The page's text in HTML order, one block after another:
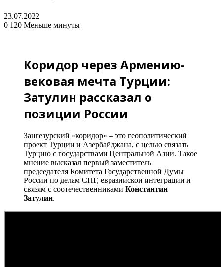
23.07.2022
0 120 Меньше минуты
Коридор через Армению-
вековая мечта Турции:
Затулин рассказал о
позиции России
Зангезурский «коридор» – это геополитический
проект Турции и Азербайджана, с целью связать
Турцию с государствами Центральной Азии. Такое
мнение высказал первый заместитель
председателя Комитета Государственной Думы
России по делам СНГ, евразийской интеграции и
связям с соотечественниками Константин
Затулин.